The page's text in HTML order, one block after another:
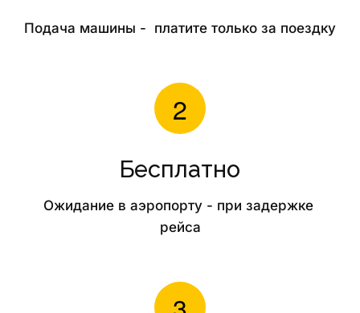
Подача машины -  платите только за поездку
Бесплатно
Ожидание в аэропорту - при задержке
рейса